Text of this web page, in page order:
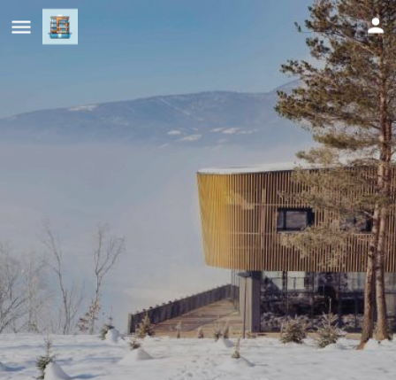
Tarcin Forest Resort & Spa Sarajevo